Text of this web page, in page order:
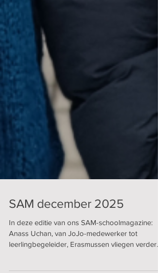
SAM december 2025
In deze editie van ons SAM-schoolmagazine:
Anass Uchan, van JoJo-medewerker tot
uit, Kunstkuur brengt leerplannen tot leven, wat